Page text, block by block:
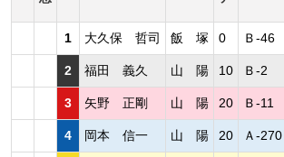
1 大久保 哲司 飯 塚 0 Ｂ-46
2 福田 義久 山 陽 10 Ｂ-2
3 矢野 正剛 山 陽 20 Ｂ-11
4 岡本 信一 山 陽 20 Ａ-270